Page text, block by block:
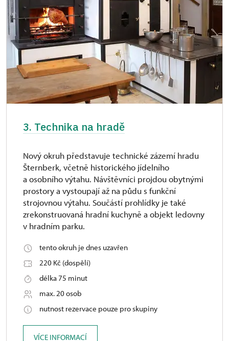
3. Technika na hradě
Nový okruh představuje technické zázemí hradu
Šternberk, včetně historického jídelního
a osobního výtahu. Návštěvníci projdou obytnými
prostory a vystoupají až na půdu s funkční
strojovnou výtahu. Součástí prohlídky je také
zrekonstruovaná hradní kuchyně a objekt ledovny
v hradním parku.
tento okruh je dnes uzavřen
220 Kč (dospělí)
délka 75 minut
max. 20 osob
nutnost rezervace pouze pro skupiny
VÍCE INFORMACÍ